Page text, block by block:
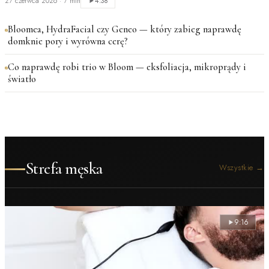
Bloomea, HydraFacial czy Geneo — który zabieg naprawdę
domknie pory i wyrówna cerę?
Co naprawdę robi trio w Bloom — eksfoliacja, mikroprądy i
światło
Strefa męska Wszystkie →
9:16